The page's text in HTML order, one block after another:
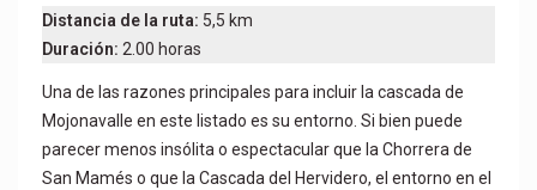
Distancia de la ruta: 5,5 km
Duración: 2.00 horas
Una de las razones principales para incluir la cascada de
Mojonavalle en este listado es su entorno. Si bien puede
parecer menos insólita o espectacular que la Chorrera de
San Mamés o que la Cascada del Hervidero, el entorno en el